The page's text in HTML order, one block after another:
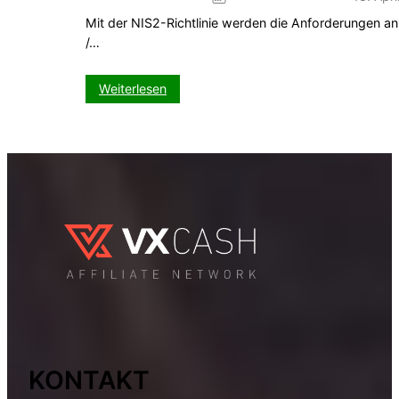
Mit der NIS2-Richtlinie werden die Anforderungen
/…
Weiterlesen:
NIS2-
jetzt
wissen
KONTAKT